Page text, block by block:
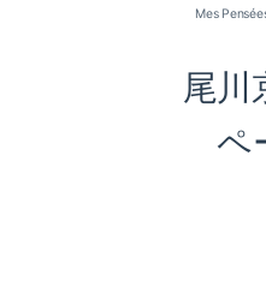
尾川
ペ
Mes